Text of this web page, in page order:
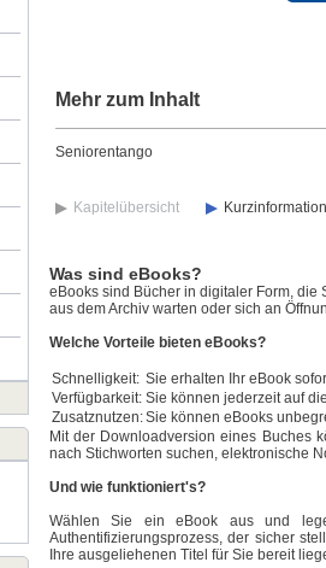
Mehr zum Inhalt
Seniorentango
Kapitelübersicht Kurzinformation
Was sind eBooks?
eBooks sind Bücher in digitaler Form,
aus dem Archiv warten oder sich an
Welche Vorteile bieten eBooks?
Schnelligkeit: Sie erhalten Ihr eBook
Verfügbarkeit: Sie können jederzeit auf
Zusatznutzen:Sie können eBooks
Mit der Downloadversion eines Buches
nach Stichworten suchen, elektronische
Und wie funktioniert's?
Wählen Sie ein eBook aus und
Authentifizierungsprozess, der sicher
Ihre ausgeliehenen Titel für Sie bereit